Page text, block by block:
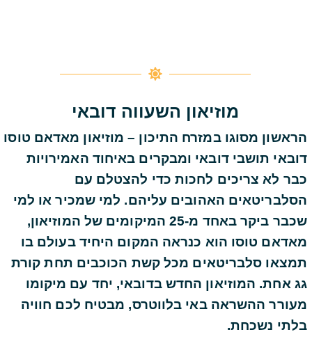
מוזיאון השעווה דובאי
הראשון מסוגו במזרח התיכון – מוזיאון מאדאם טוסו
דובאי תושבי דובאי ומבקרים באיחוד האמירויות
כבר לא צריכים לחכות כדי להצטלם עם
הסלבריטאים האהובים עליהם. למי שמכיר או למי
שכבר ביקר באחד מ-25 המיקומים של המוזיאון,
מאדאם טוסו הוא כנראה המקום היחיד בעולם בו
תמצאו סלבריטאים מכל קשת הכוכבים תחת קורת
גג אחת. המוזיאון החדש בדובאי, יחד עם מיקומו
מעורר ההשראה באי בלווטרס, מבטיח לכם חוויה
בלתי נשכחת.